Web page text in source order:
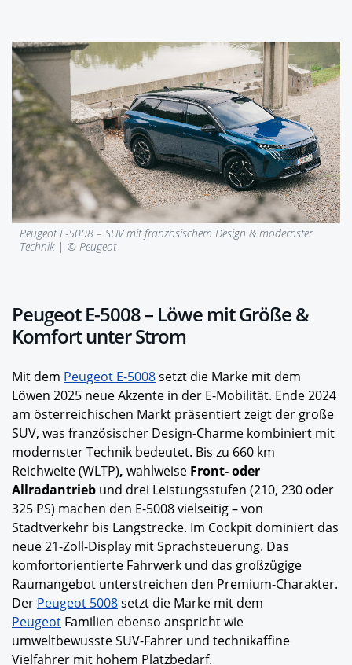
Peugeot E-5008 – SUV mit französischem Design & modernster
Technik | © Peugeot
Peugeot E-5008 – Löwe mit Größe &
Komfort unter Strom
Mit dem Peugeot E-5008setzt die Marke mit dem
Löwen 2025 neue Akzente in der E-Mobilität. Ende 2024
am österreichischen Markt präsentiert zeigt der große
SUV, was französischer Design-Charme kombiniert mit
modernster Technik bedeutet. Bis zu 660 km
Reichweite (WLTP), wahlweise Front- oder
Allradantrieb und drei Leistungsstufen (210, 230 oder
325 PS) machen den E-5008 vielseitig – von
Stadtverkehr bis Langstrecke. Im Cockpit dominiert das
neue 21-Zoll-Display mit Sprachsteuerung. Das
komfortorientierte Fahrwerk und das großzügige
Raumangebot unterstreichen den Premium-Charakter.
Der Peugeot 5008setzt die Marke mit dem
Peugeot Familien ebenso anspricht wie
umweltbewusste SUV-Fahrer und technikaffine
Vielfahrer mit hohem Platzbedarf.